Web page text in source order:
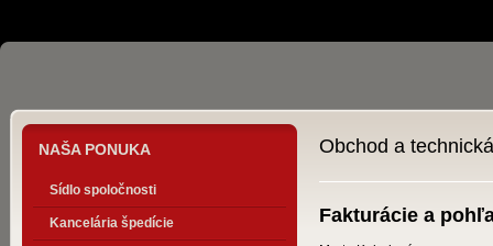
NAŠA PONUKA
Sídlo spoločnosti
Kancelária špedície
Obchod a
Fakturácie a